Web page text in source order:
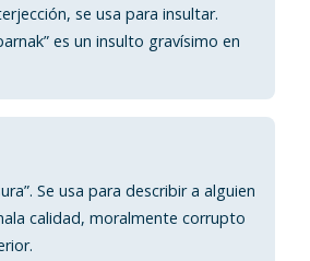
se usa para insultar.
es un insulto gravísimo en
Se usa para describir a alguien
calidad, moralmente corrupto